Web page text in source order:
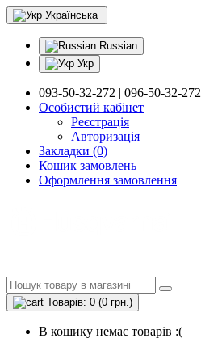
Українська
Russian
Укр
093-50-32-272 | 096-50-32-272
Особистий кабінет
Реєстрація
Авторизація
Закладки (0)
Кошик замовлень
Оформлення замовлення
Товарів: 0 (0 грн.)
В кошику немає товарів :(